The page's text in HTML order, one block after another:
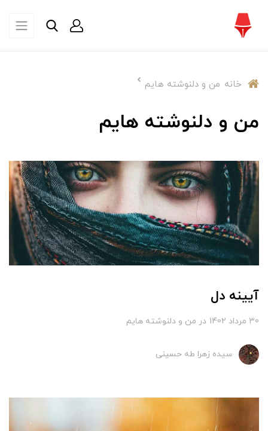
خانه من و دلنوشته هایم
من و دلنوشته هایم
آیینه دل
30 مرداد 1402 در من و دلنوشته هایم
سیده زهرا طه حسینی